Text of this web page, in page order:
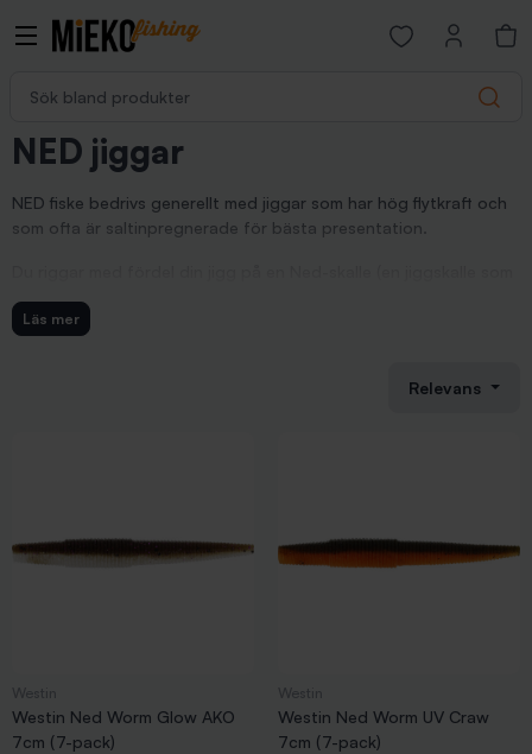
Search
Open favorites
NED jiggar
NED fiske bedrivs generellt med jiggar som har hög flytkraft och
som ofta är saltinpregnerade för bästa presentation.
Mest vanligt förekommande är mask/blodigels- imitationer, men
Läs mer
Relevans
Westin Ned Worm Glow AKO
7cm (7-pack)
Westin Ned Worm UV Craw
7cm (7-pack)